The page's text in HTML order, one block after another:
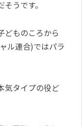
うです。
どものころから
ル連合)ではパラ
気タイプの役ど